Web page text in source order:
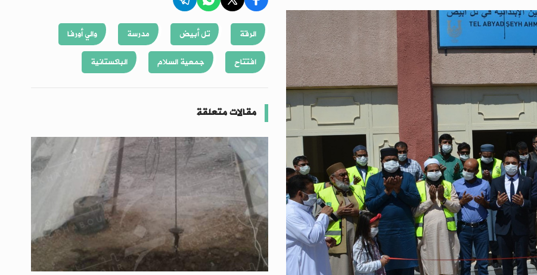
الرقة تل أبيض مدرسة
والي أورفا
افتتاح
جمعية السلام الباكستانية
مقالات متعلقة